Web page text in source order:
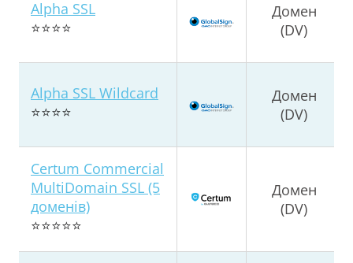
Alpha SSL
⭐⭐⭐⭐
Домен
(DV)
Alpha SSL Wildcard
⭐⭐⭐⭐
Домен
(DV)
Certum Commercial
MultiDomain SSL (5
доменів)
⭐⭐⭐⭐⭐
Домен
(DV)